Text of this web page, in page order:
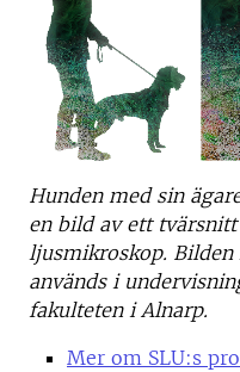
Hunden med sin
en bild av ett
ljusmikroskop.
används i
fakulteten i Alnarp.
Mer om SLU:s